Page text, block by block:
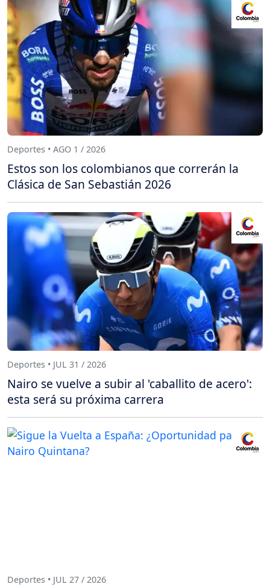
Deportes • AGO 1 / 2026
Estos son los colombianos que correrán la
Clásica de San Sebastián 2026
Deportes • JUL 31 / 2026
Nairo se vuelve a subir al 'caballito de acero':
esta será su próxima carrera
Deportes • JUL 27 / 2026